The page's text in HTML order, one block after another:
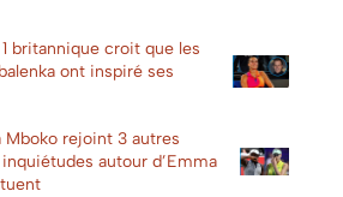
britannique croit que les
ont inspiré ses
Mboko rejoint 3 autres
autour d’Emma